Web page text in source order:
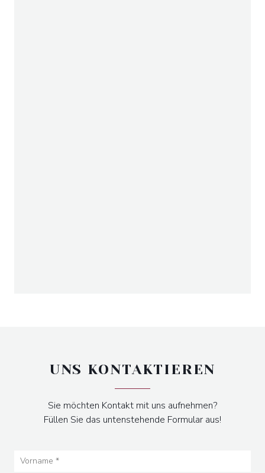
UNS KONTAKTIEREN
Sie möchten Kontakt mit uns aufnehmen?
Füllen Sie das untenstehende Formular aus!